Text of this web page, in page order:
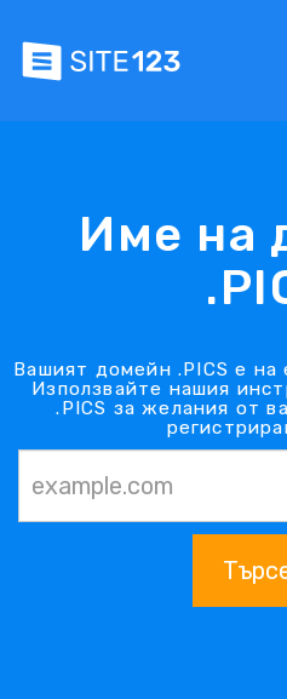
Име на
Вашият домейн .PICS е на
Използвайте нашия
.PICS за желания от